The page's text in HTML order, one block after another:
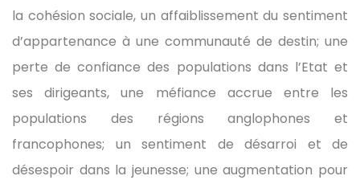
la cohésion sociale, un affaiblissement du sentiment
d’appartenance à une communauté de destin; une
perte de confiance des populations dans l’Etat et
ses dirigeants, une méfiance accrue entre les
populations des régions anglophones et
francophones; un sentiment de désarroi et de
désespoir dans la jeunesse; une augmentation pour